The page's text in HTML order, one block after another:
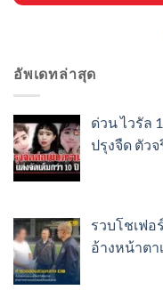
อัพเดทล่าสุด
ด่วน ไวรัล
ปรุงจืด ตัว
รวบโชเฟ
อ้างหน้าต